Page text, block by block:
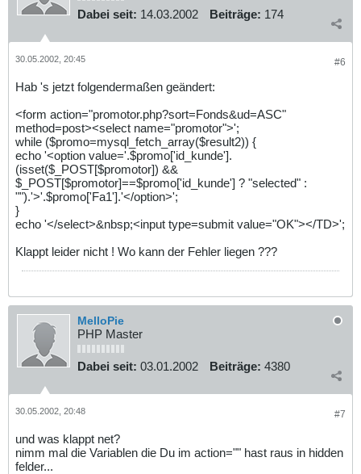
Dabei seit: 14.03.2002 Beiträge: 174
#6
30.05.2002, 20:45
Hab 's jetzt folgendermaßen geändert:
<form action="promotor.php?sort=Fonds&ud=ASC"
method=post><select name="promotor">';
while ($promo=mysql_fetch_array($result2)) {
echo '<option value='.$promo['id_kunde'].
(isset($_POST[$promotor]) &&
$_POST[$promotor]==$promo['id_kunde'] ? "selected" :
"").'>'.$promo['Fa1'].'</option>';
}
echo '</select>&nbsp;<input type=submit value="OK"></TD>';
Klappt leider nicht ! Wo kann der Fehler liegen ???
MelloPie
PHP Master
Dabei seit: 03.01.2002 Beiträge: 4380
#7
30.05.2002, 20:48
und was klappt net?
nimm mal die Variablen die Du im action="" hast raus in hidden
felder...